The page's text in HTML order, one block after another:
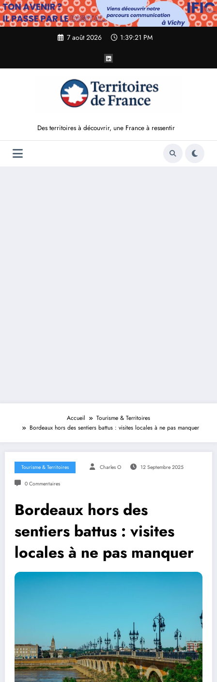
Aller
au
contenu
7 août 2026 1:39:22 PM
Des territoires à découvrir, une France à ressentir
Accueil
Tourisme & Territoires
Bordeaux hors des sentiers battus : visites locales à ne pas manquer
Tourisme & Territoires Charles O 12 Septembre 2025
0 Commentaires
Bordeaux hors des
sentiers battus : visites
locales à ne pas manquer